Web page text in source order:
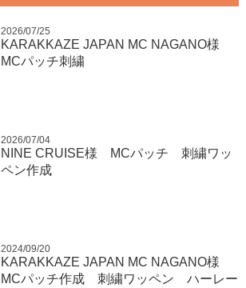
2026/07/25
KARAKKAZE JAPAN MC NAGANO様
MCパッチ刺繍
2026/07/04
NINE CRUISE様 MCパッチ 刺繍ワッ
ペン作成
2024/09/20
KARAKKAZE JAPAN MC NAGANO様
MCパッチ作成 刺繍ワッペン ハーレー